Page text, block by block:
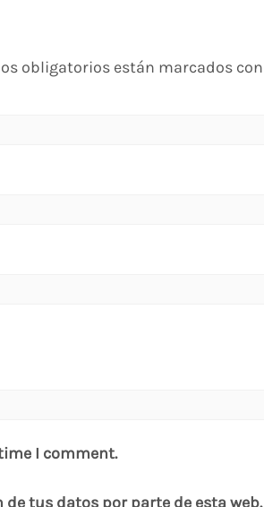
obligatorios están marcados con
I comment.
tus datos por parte de esta web.